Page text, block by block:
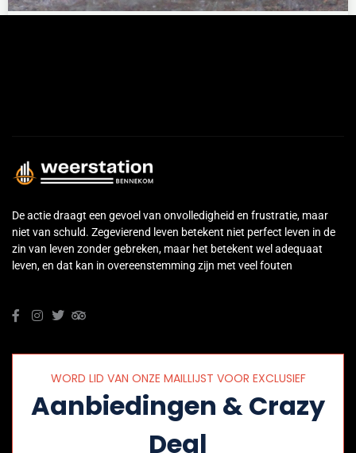
De actie draagt een gevoel van onvolledigheid en frustratie, maar
niet van schuld. Zegevierend leven betekent niet perfect leven in de
zin van leven zonder gebreken, maar het betekent wel adequaat
leven, en dat kan in overeenstemming zijn met veel fouten
WORD LID VAN ONZE MAILLIJST VOOR EXCLUSIEF
Aanbiedingen & Crazy
Deal